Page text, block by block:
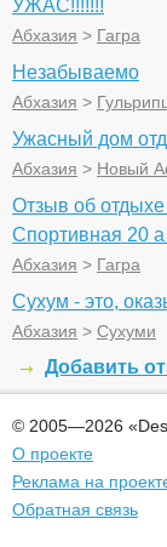
УЖАС!!!!!!!
Абхазия > Гагра
Незабываемо
Абхазия >
Ужасный дом
Абхазия > Новый
Отзыв об отдыхе
Спортивная 20 а
Абхазия > Гагра
Сухум - это,
Абхазия > Сухуми
Добавить
© 2005—2026
О проекте
Реклама на
Обратная связь